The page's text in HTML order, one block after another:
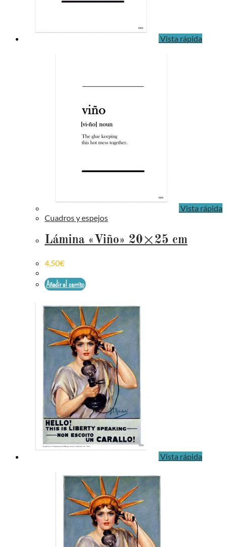
Vista rápida
Vista rápida
Cuadros y espejos
Lámina «Viño» 20×25 cm
4,50€
Añadir al carrito
Vista rápida